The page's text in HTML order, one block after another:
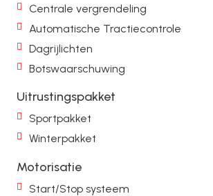
Centrale vergrendeling
Automatische Tractiecontrole
Dagrijlichten
Botswaarschuwing
Uitrustingspakket
Sportpakket
Winterpakket
Motorisatie
Start/Stop systeem